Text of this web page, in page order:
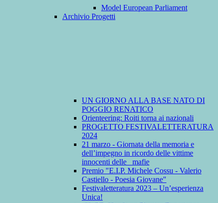
Model European Parliament
Archivio Progetti
UN GIORNO ALLA BASE NATO DI
POGGIO RENATICO
Orienteering: Roiti torna ai nazionali
PROGETTO FESTIVALETTERATURA
2024
21 marzo - Giornata della memoria e
dell’impegno in ricordo delle vittime
innocenti delle mafie
Premio "E.I.P. Michele Cossu - Valerio
Castiello - Poesia Giovane"
Festivaletteratura 2023 – Un’esperienza
Unica!